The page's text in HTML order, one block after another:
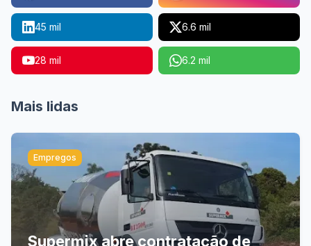
45 mil 6.6 mil
28 mil 6.2 mil
Mais lidas
Empregos
Supermix abre contratação de